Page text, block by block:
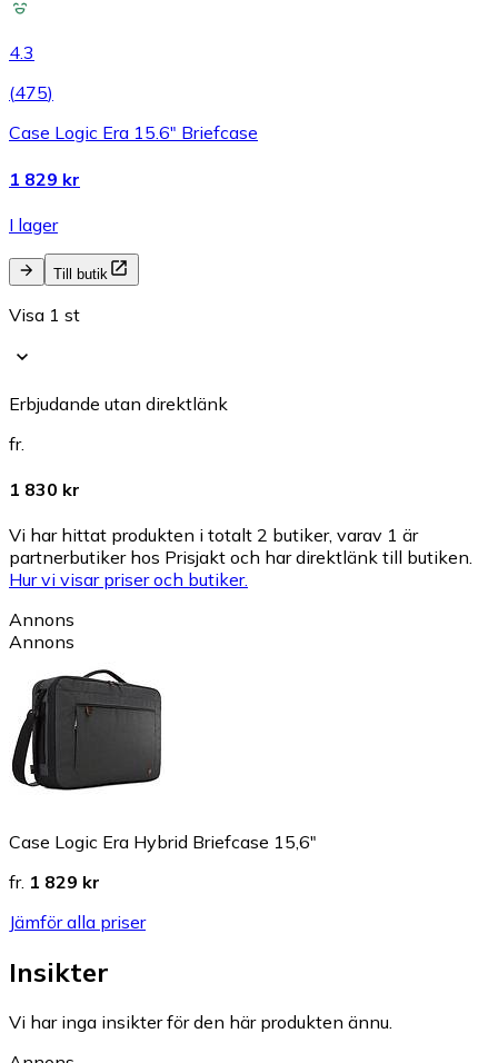
4.3
(475)
Case Logic Era 15.6" Briefcase
1 829 kr
I lager
Till butik
Visa 1 st
Erbjudande utan direktlänk
fr.
1 830 kr
Vi har hittat produkten i totalt 2 butiker, varav 1 är
partnerbutiker hos Prisjakt och har direktlänk till butiken.
Hur vi visar priser och butiker.
Annons
Annons
Case Logic Era Hybrid Briefcase 15,6"
fr. 1 829 kr
Jämför alla priser
Insikter
Vi har inga insikter för den här produkten ännu.